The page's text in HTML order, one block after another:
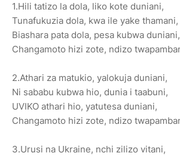
1.Hili tatizo la dola, liko kote duniani,
Tunafukuzia dola, kwa ile yake thamani,
Biashara pata dola, pesa kubwa duniani,
Changamoto hizi zote, ndizo
2.Athari za matukio, yalokuja duniani,
Ni sababu kubwa hio, dunia i taabuni,
UVIKO athari hio, yatutesa duniani,
Changamoto hizi zote, ndizo
3.Urusi na Ukraine, nchi zilizo vitani,